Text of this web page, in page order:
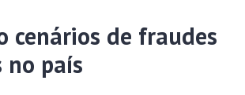
cenários de fraudes
no país